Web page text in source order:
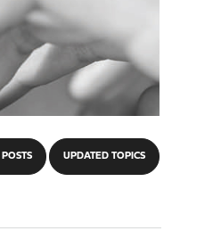
UPDATED TOPICS